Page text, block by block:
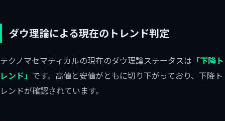
ダウ理論による現在のトレンド判定
テクノマセマティカルの現在のダウ理論ステータスは 「下降ト
レンド」 です。高値と安値がともに切り下がっており、下降ト
レンドが確認されています。